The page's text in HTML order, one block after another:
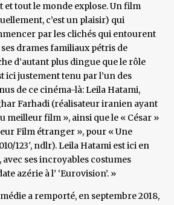
et tout le monde explose. Un film
c’est un plaisir) qui
par les clichés qui entourent
drames familiaux pétris de
d’autant plus dingue que le rôle
justement tenu par l’un des
de ce cinéma-là: Leila Hatami,
Farhadi (réalisateur iranien ayant
meilleur film », ainsi que le « César »
Film étranger », pour « Une
123′, ndlr). Leila Hatami est ici en
ses incroyables costumes
azérie à l’ ‘Eurovision’. »
a remporté, en septembre 2018,